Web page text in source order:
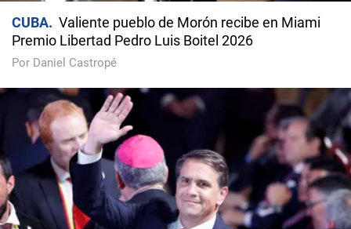
CUBA
Valiente pueblo de Morón recibe en Miami
Premio Libertad Pedro Luis Boitel 2026
Por Daniel Castropé